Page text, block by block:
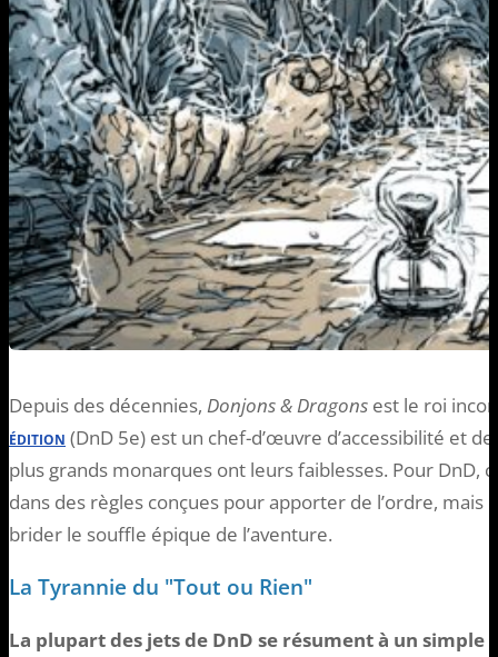
Depuis des décennies, Donjons & Dragons est le roi
ÉDITION (DnD 5e) est un chef-d’œuvre d’accessibilité et
plus grands monarques ont leurs faiblesses. Pour DnD,
dans des règles conçues pour apporter de l’ordre,
brider le souffle épique de l’aventure.
La Tyrannie du "Tout ou Rien"
La plupart des jets de DnD se résument à un simple